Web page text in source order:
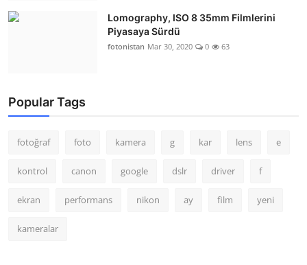
Lomography, ISO 8 35mm Filmlerini
Piyasaya Sürdü
fotonistan Mar 30, 2020 0 63
Popular Tags
fotoğraf foto kamera g kar lens e
kontrol canon google dslr driver f
ekran performans nikon ay film yeni
kameralar